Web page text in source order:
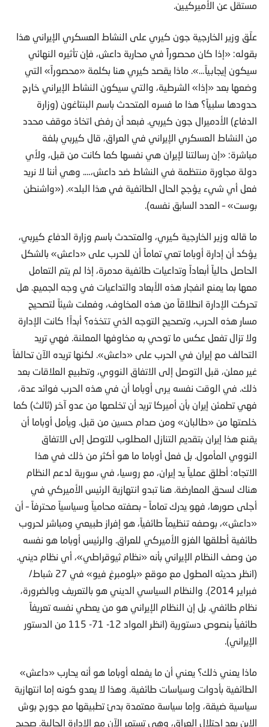
مستقل عن الأميركيين.
علّق وزير الخارجية جون كيري على النشاط العسكري الإيراني هذا
بقوله: «إذا كان محصوراًً في محاربة داعش، فإن تأثيره النهائي
سيكون إيجابياً…». ماذا يقصد كيري هنا بكلمة «محصوراً» التي
وضعها بعد «إذا» الشرطية، والتي سيكون النشاط الإيراني خارج
حدودها سلبياً؟ هذا ما فسره المتحدث باسم البنتاغون (وزارة
الدفاع) الأدميرال جون كيربي. فبعد أن رفض اتخاذ موقف محدد
من النشاط العسكري الإيراني في العراق، قال كيربي بلغة
مباشرة: «إن رسالتنا لإيران هي نفسها كما كانت من قبل، ولأي
دولة مجاورة منتظمة في النشاط ضد داعش،…. وهي أننا لا نريد
فعل أي شيء يؤجج الحال الطائفية في هذا البلد». («واشنطن
بوست» – العدد السابق نفسه).
ما قاله وزير الخارجية كيري، والمتحدث باسم وزارة الدفاع كيربي،
يؤكد أن إدارة أوباما تعي تماماً أن للحرب على «داعش» بالشكل
الحاصل حالياً أبعاداً وتداعيات طائفية مدمرة، إذا لم يتم التعامل
معها بما يمنع انفجار هذه الأبعاد والتداعيات في وجه الجميع. هل
تحركت الإدارة انطلاقاً من هذه المخاوف، وفعلت شيئاً لتصحيح
مسار هذه الحرب، وتصحيح التوجه الذي تتخذه؟ أبداً! كانت الإدارة
ولا تزال تفعل عكس ما توحي به مخاوفها المعلنة. فهي تريد
التحالف مع إيران في الحرب على «داعش». لكنها تريده الآن تحالفاً
غير معلن، قبل التوصل إلى الاتفاق النووي، وتطبيع العلاقات بعد
ذلك. في الوقت نفسه يرى أوباما أن في هذه الحرب فوائد عدة،
فهي تطمئن إيران بأن أميركا تريد أن تخلصها من عدو آخر (ثالث) كما
خلصتها من «طالبان» ومن صدام حسين من قبل. ويأمل أوباما أن
يقنع هذا إيران بتقديم التنازل المطلوب للتوصل إلى الاتفاق
النووي المأمول. بل فعل أوباما ما هو أكثر من ذلك في هذا
الاتجاه: أطلق عملياً يد إيران، مع روسيا، في سورية لدعم النظام
هناك لسحق المعارضة. هنا تبدو انتهازية الرئيس الأميركي في
أجلى صورها، فهو يدرك تماماً – بصفته محامياً وسياسياً محترفاً – أن
«داعش»، بوصفه تنظيماً طائفياً، هو إفراز طبيعي ومباشر لحروب
طائفية أطلقها الغزو الأميركي للعراق. والرئيس أوباما هو نفسه
من وصف النظام الإيراني بأنه «نظام ثيوقراطي»، أي نظام ديني.
(انظر حديثه المطول مع موقع «بلومبرغ فيو» في 27 شباط/
فبراير 2014). والنظام السياسي الديني هو بالتعريف وبالضرورة،
نظام طائفي. بل إن النظام الإيراني هو من يعطي نفسه تعريفاً
طائفياً بنصوص دستورية (انظر المواد 12- 71- 115 من الدستور
الإيراني).
ماذا يعني ذلك؟ يعني أن ما يفعله أوباما هو أنه يحارب «داعش»
الطائفية بأدوات وسياسات طائفية. وهذا لا يعدو كونه إما انتهازية
سياسية ضيقة، وإما سياسة معتمدة بدئ تطبيقها مع جورج بوش
الابن بعد احتلال العراق، وهي تستمر الآن مع الإدارة الحالية. صحيح